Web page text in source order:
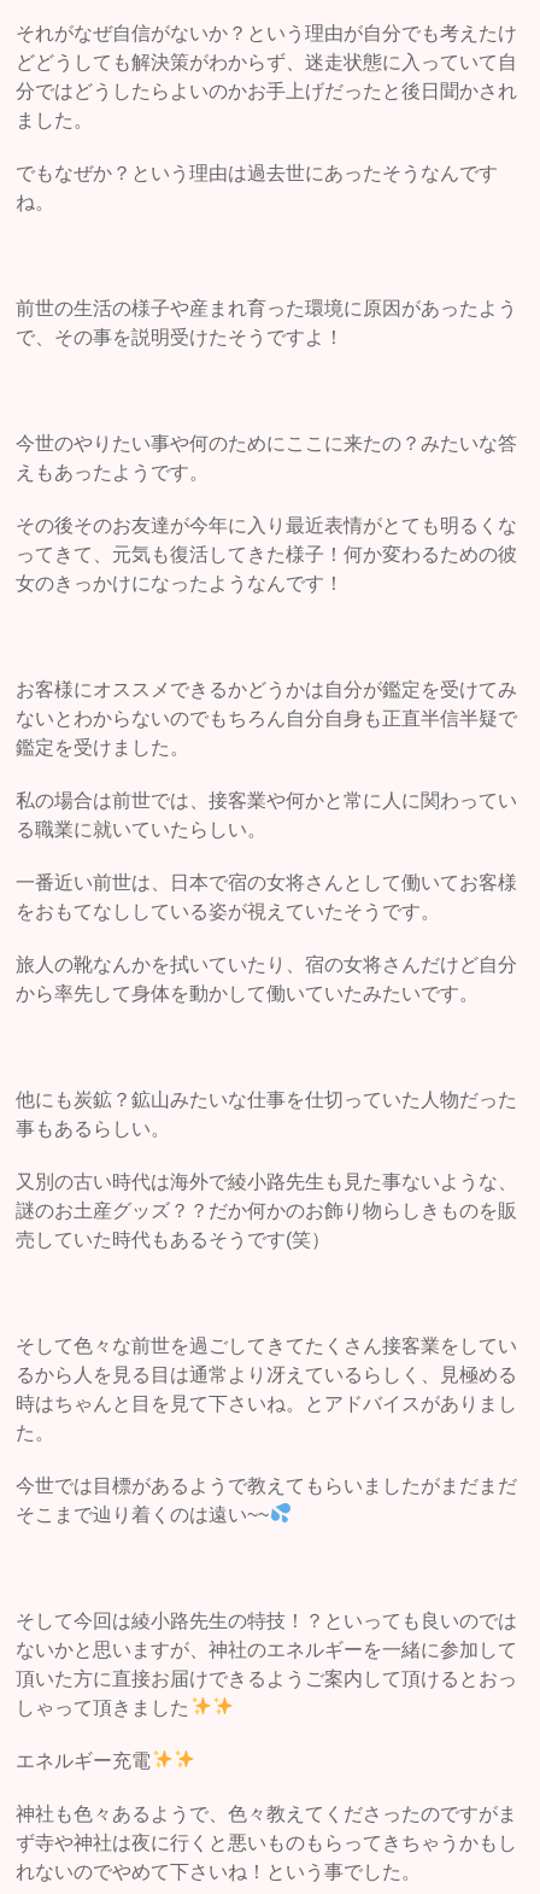
それがなぜ自信がないか？という理由が自分でも考えたけ
どどうしても解決策がわからず、迷走状態に入っていて自
分ではどうしたらよいのかお手上げだったと後日聞かされ
ました。
でもなぜか？という理由は過去世にあったそうなんです
ね。
前世の生活の様子や産まれ育った環境に原因があったよう
で、その事を説明受けたそうですよ！
今世のやりたい事や何のためにここに来たの？みたいな答
えもあったようです。
その後そのお友達が今年に入り最近表情がとても明るくな
ってきて、元気も復活してきた様子！何か変わるための彼
女のきっかけになったようなんです！
お客様にオススメできるかどうかは自分が鑑定を受けてみ
ないとわからないのでもちろん自分自身も正直半信半疑で
鑑定を受けました。
私の場合は前世では、接客業や何かと常に人に関わってい
る職業に就いていたらしい。
一番近い前世は、日本で宿の女将さんとして働いてお客様
をおもてなししている姿が視えていたそうです。
旅人の靴なんかを拭いていたり、宿の女将さんだけど自分
から率先して身体を動かして働いていたみたいです。
他にも炭鉱？鉱山みたいな仕事を仕切っていた人物だった
事もあるらしい。
又別の古い時代は海外で綾小路先生も見た事ないような、
謎のお土産グッズ？？だか何かのお飾り物らしきものを販
売していた時代もあるそうです(笑）
そして色々な前世を過ごしてきてたくさん接客業をしてい
るから人を見る目は通常より冴えているらしく、見極める
時はちゃんと目を見て下さいね。とアドバイスがありまし
た。
今世では目標があるようで教えてもらいましたがまだまだ
そこまで辿り着くのは遠い~~
そして今回は綾小路先生の特技！？といっても良いのでは
ないかと思いますが、神社のエネルギーを一緒に参加して
頂いた方に直接お届けできるようご案内して頂けるとおっ
しゃって頂きました
エネルギー充電
神社も色々あるようで、色々教えてくださったのですがま
ず寺や神社は夜に行くと悪いものもらってきちゃうかもし
れないのでやめて下さいね！という事でした。